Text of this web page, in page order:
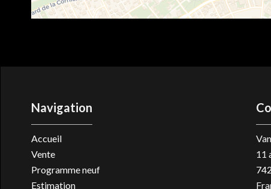
Navigation
Accueil
Vente
Programme neuf
Estimation
11